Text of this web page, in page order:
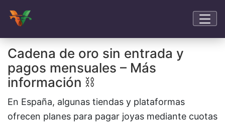
Cadena de oro sin entrada y
pagos mensuales – Más
información ⛓️
En España, algunas tiendas y plataformas
ofrecen planes para pagar joyas mediante cuotas